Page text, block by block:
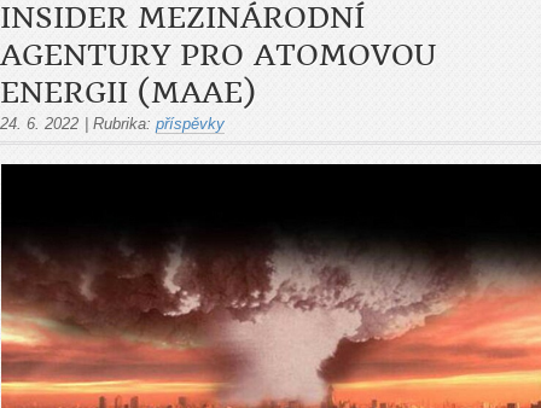
INSIDER MEZINÁRODNÍ
AGENTURY PRO ATOMOVOU
ENERGII (MAAE)
24. 6. 2022 Rubrika: příspěvky